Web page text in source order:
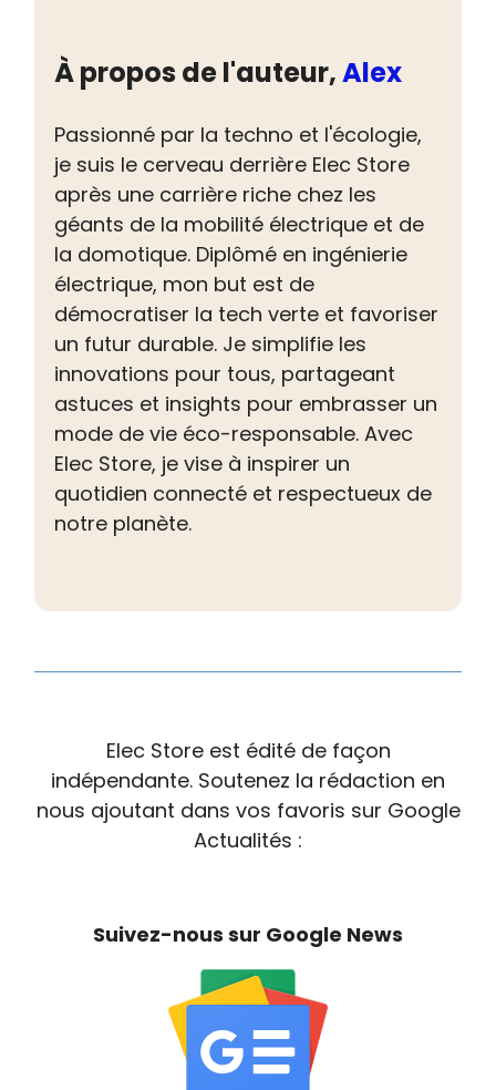
À propos de l'auteur,Alex
Passionné par la techno et l'écologie,
je suis le cerveau derrière Elec Store
après une carrière riche chez les
géants de la mobilité électrique et de
la domotique. Diplômé en ingénierie
électrique, mon but est de
démocratiser la tech verte et favoriser
un futur durable. Je simplifie les
innovations pour tous, partageant
astuces et insights pour embrasser un
mode de vie éco-responsable. Avec
Elec Store, je vise à inspirer un
quotidien connecté et respectueux de
notre planète.
Elec Store est édité de façon
indépendante. Soutenez la rédaction en
nous ajoutant dans vos favoris sur Google
Actualités :
Suivez-nous sur Google News